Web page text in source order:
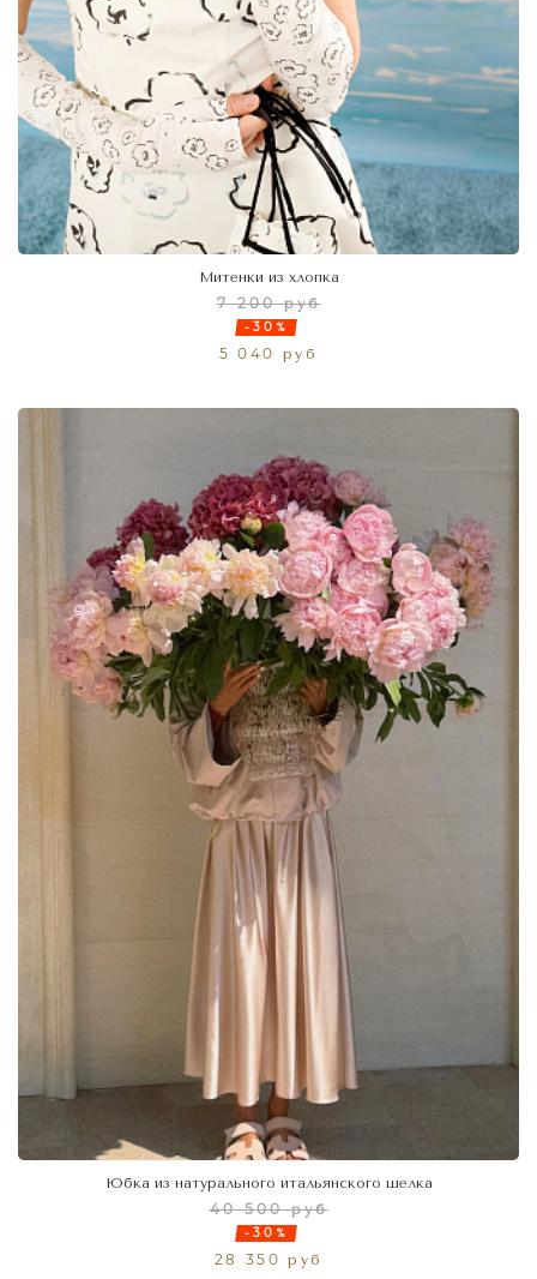
Митенки из хлопка
7 200 руб
-30%
5 040 руб
Юбка из натурального итальянского шелка
40 500 руб
-30%
28 350 руб